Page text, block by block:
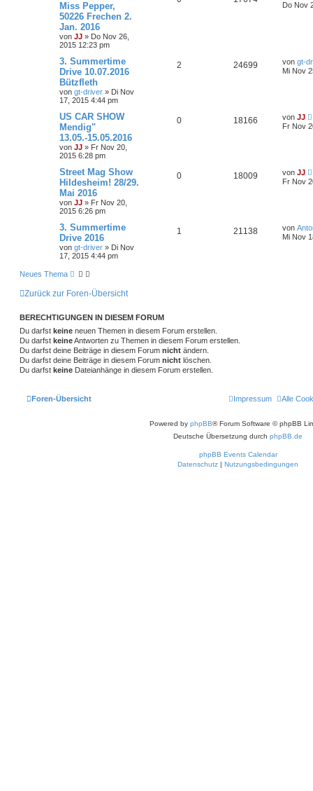
Miss Pepper,
50226 Frechen 2.
Jan. 2016
von JJ » Do Nov 26,
2015 12:23 pm
Do Nov
3. Summertime
Drive 10.07.2016
Bützfleth
von gt-driver » Di Nov
17, 2015 4:44 pm
2 24699 von gt-
Mi Nov
US CAR SHOW
Mendig"
13.05.-15.05.2016
von JJ » Fr Nov 20,
2015 6:28 pm
0 18166 von JJ
Fr Nov
Street Mag Show
Hildesheim! 28/29.
Mai 2016
von JJ » Fr Nov 20,
2015 6:26 pm
0 18009 von JJ
Fr Nov
3. Summertime
Drive 2016
von gt-driver » Di Nov
17, 2015 4:44 pm
1 21138 von
Mi Nov
Neues Thema
Zurück zur Foren-Übersicht
BERECHTIGUNGEN IN DIESEM FORUM
Du darfst keine neuen Themen in diesem Forum erstellen.
Du darfst keineAntworten zu Themen in diesem Forum erstellen.
Du darfst deine Beiträge in diesem Forum nicht ändern.
Du darfst deine Beiträge in diesem Forum nicht löschen.
Du darfst keine Dateianhänge in diesem Forum erstellen.
Foren-Übersicht Alle
Impressum
Powered by phpBB® Forum Software © phpBB
Deutsche Übersetzung durch phpBB.de
phpBB Events Calendar
Datenschutz | Nutzungsbedingungen